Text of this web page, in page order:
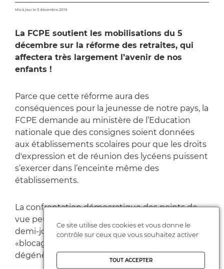
Mis à jour le 3 décembre 2019
La FCPE soutient les mobilisations du 5
décembre sur la réforme des retraites, qui
affectera très largement l’avenir de nos
enfants !
Parce que cette réforme aura des
conséquences pour la jeunesse de notre pays, la
FCPE demande au ministère de l’Education
nationale que des consignes soient données
aux établissements scolaires pour que les droits
d'expression et de réunion des lycéens puissent
s’exercer dans l’enceinte même des
établissements.
La confrontation démocratique des points de
vue peut aussi être garantie en banalisant une
demi-journée de cours, afin d’éviter que des
«blocages» aux portes des établissements ne
dégénèrent en tensions.
Ce site utilise des cookies et vous donne le
contrôle sur ceux que vous souhaitez activer
TOUT ACCEPTER